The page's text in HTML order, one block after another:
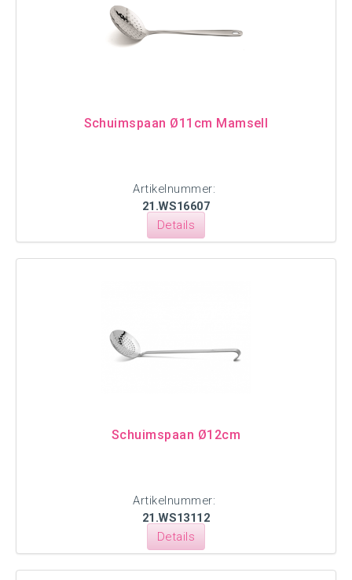
Schuimspaan Ø11cm Mamsell
Artikelnummer:
21.WS16607
Details
Schuimspaan Ø12cm
Artikelnummer:
21.WS13112
Details